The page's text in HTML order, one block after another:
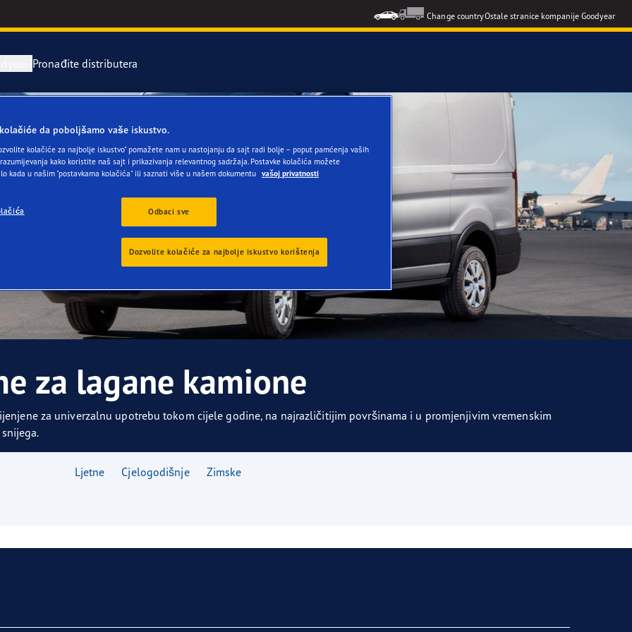
Change countryOstale stranice kompanije Goodyear
i zamjena guma
Racing
Performance 2 range
Performance 3
Pronađite distributera
za lagane kamione
za univerzalnu upotrebu tokom cijele godine, na najrazličitijim površinama i u promjenjivim vremenskim
Ljetne Cjelogodišnje Zimske
da poboljšamo vaše iskustvo.
kolačiće za najbolje iskustvo" pomažete nam u nastojanju da sajt radi bolje – poput pamćenja vaših
kako koristite naš sajt i prikazivanja relevantnog sadržaja. Postavke kolačića možete
kada u našim "postavkama kolačića" ili saznati više u našem dokumentu vašoj privatnosti
Odbaci sve
Dozvolite kolačiće za najbolje iskustvo korištenja